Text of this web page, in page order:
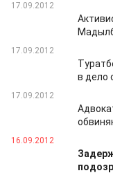
17.09.2012
17.09.2012
в дело
17.09.2012
16.09.2012